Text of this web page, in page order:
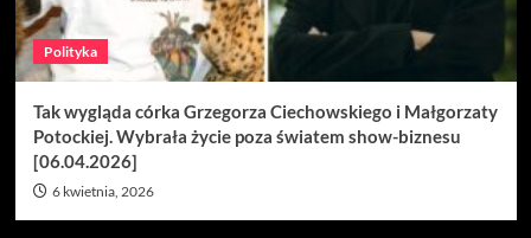
Polityka
Tak wygląda córka Grzegorza Ciechowskiego i Małgorzaty
Potockiej. Wybrała życie poza światem show-biznesu
[06.04.2026]
6 kwietnia, 2026